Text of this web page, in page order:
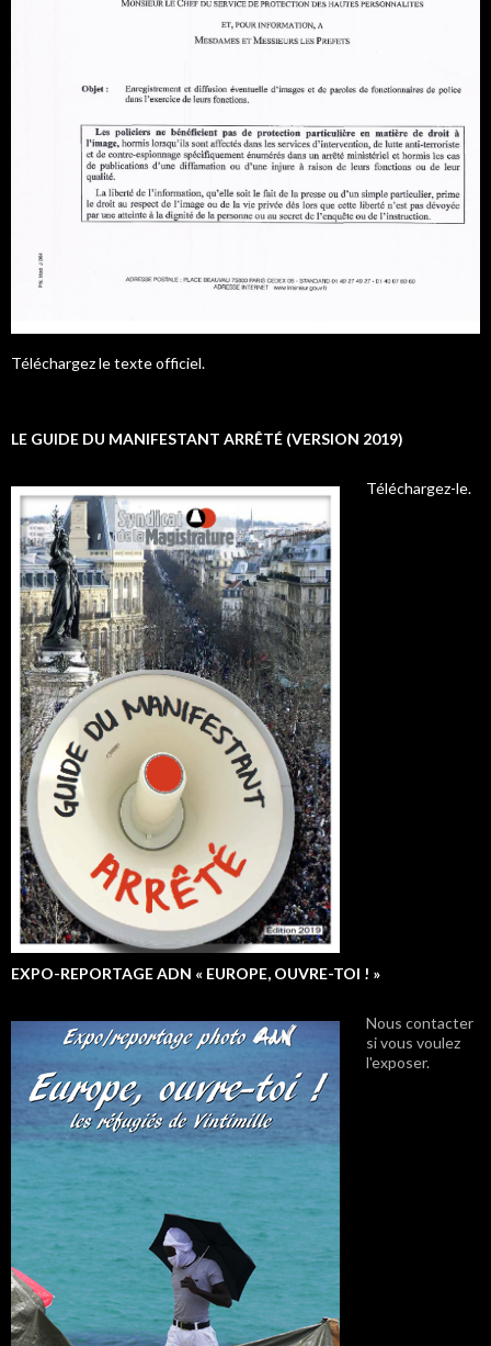
Téléchargez le texte officiel.
LE GUIDE DU MANIFESTANT ARRÊTÉ (VERSION 2019)
Téléchargez-le.
EXPO-REPORTAGE ADN « EUROPE, OUVRE-TOI ! »
Nous contacter
si vous voulez
l'exposer.